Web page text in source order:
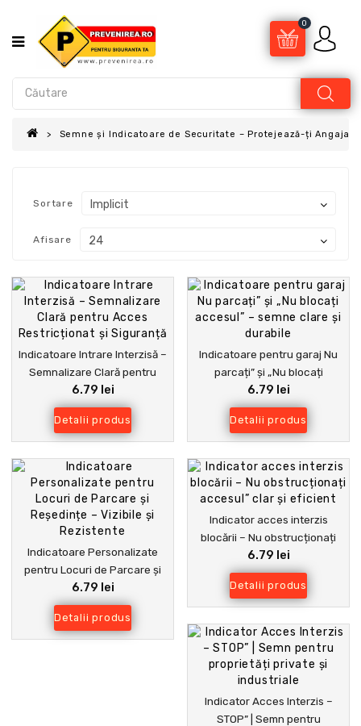
0
Semne și Indicatoare de Securitate – Protejează-ți
Sortare
Afisare
Indicatoare Intrare Interzisă –
Semnalizare Clară pentru
Acces Restricționat și
Siguranță
6.79 lei
Detalii produs
Indicatoare pentru garaj Nu
parcați” și „Nu blocați
accesul” – semne clare și
durabile
6.79 lei
Detalii produs
Indicatoare Personalizate
pentru Locuri de Parcare și
Reședințe – Vizibile și
Rezistente
6.79 lei
Detalii produs
Indicator acces interzis
blocării – Nu obstrucționați
accesul” clar și eficient
6.79 lei
Detalii produs
Indicator Acces Interzis –
STOP” | Semn pentru